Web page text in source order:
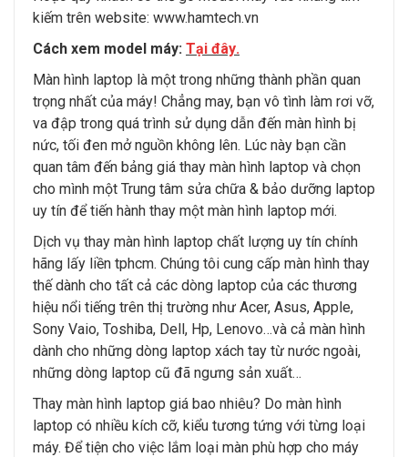
kiếm trên website: www.hamtech.vn
Cách xem model máy: Tại đây.
Màn hình laptop là một trong những thành phần quan
trọng nhất của máy! Chẳng may, bạn vô tình làm rơi vỡ,
va đập trong quá trình sử dụng dẫn đến màn hình bị
nức, tối đen mở nguồn không lên. Lúc này bạn cần
quan tâm đến bảng giá thay màn hình laptop và chọn
cho mình một Trung tâm sửa chữa & bảo dưỡng laptop
uy tín để tiến hành thay một màn hình laptop mới.
Dịch vụ thay màn hình laptop chất lượng uy tín chính
hãng lấy liền tphcm. Chúng tôi cung cấp màn hình thay
thế dành cho tất cả các dòng laptop của các thương
hiệu nổi tiếng trên thị trường như Acer, Asus, Apple,
Sony Vaio, Toshiba, Dell, Hp, Lenovo…và cả màn hình
dành cho những dòng laptop xách tay từ nước ngoài,
những dòng laptop cũ đã ngưng sản xuất…
Thay màn hình laptop giá bao nhiêu? Do màn hình
laptop có nhiều kích cỡ, kiểu tương tứng với từng loại
máy. Để tiện cho việc lắm loại màn phù hợp cho máy